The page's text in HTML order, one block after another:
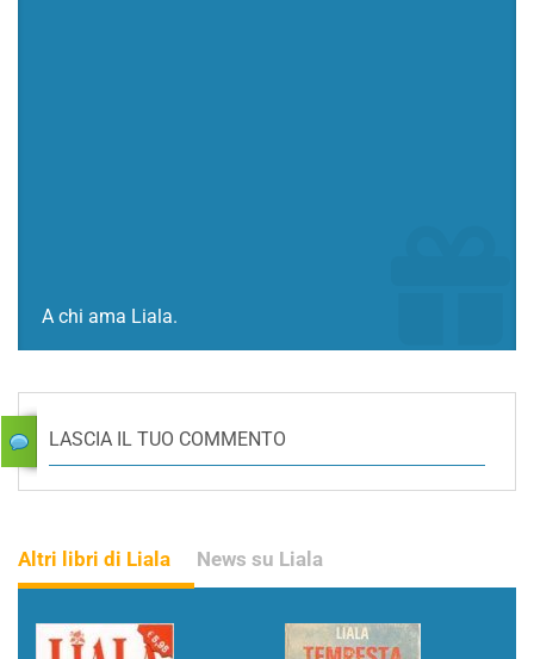
A chi ama Liala.
LASCIA IL TUO COMMENTO
Altri libri di Liala News su Liala